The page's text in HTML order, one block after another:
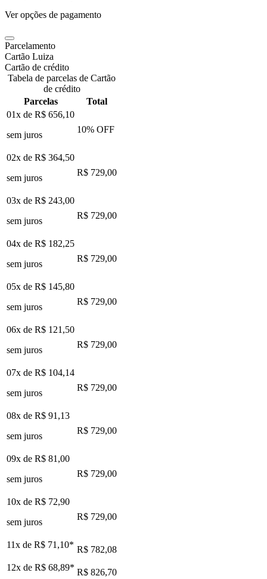
Ver opções de pagamento
Parcelamento
Cartão Luiza
Cartão de crédito
Tabela de parcelas de Cartão
de crédito
Parcelas
Total
01x de R$ 656,10
sem juros
10% OFF
02x de R$ 364,50
sem juros
R$ 729,00
03x de R$ 243,00
sem juros
R$ 729,00
04x de R$ 182,25
sem juros
R$ 729,00
05x de R$ 145,80
sem juros
R$ 729,00
06x de R$ 121,50
sem juros
R$ 729,00
07x de R$ 104,14
sem juros
R$ 729,00
08x de R$ 91,13
sem juros
R$ 729,00
09x de R$ 81,00
sem juros
R$ 729,00
10x de R$ 72,90
sem juros
R$ 729,00
11x de R$ 71,10* R$ 782,08
12x de R$ 68,89* R$ 826,70